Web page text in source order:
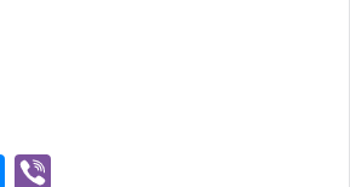
Messenger